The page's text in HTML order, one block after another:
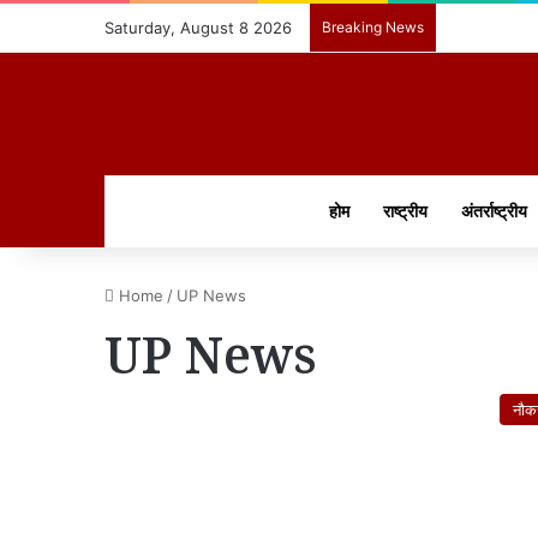
Saturday, August 8 2026 Breaking News
होम राष्ट्रीय अंतर्राष्ट्रीय
Home / UP News
UP News